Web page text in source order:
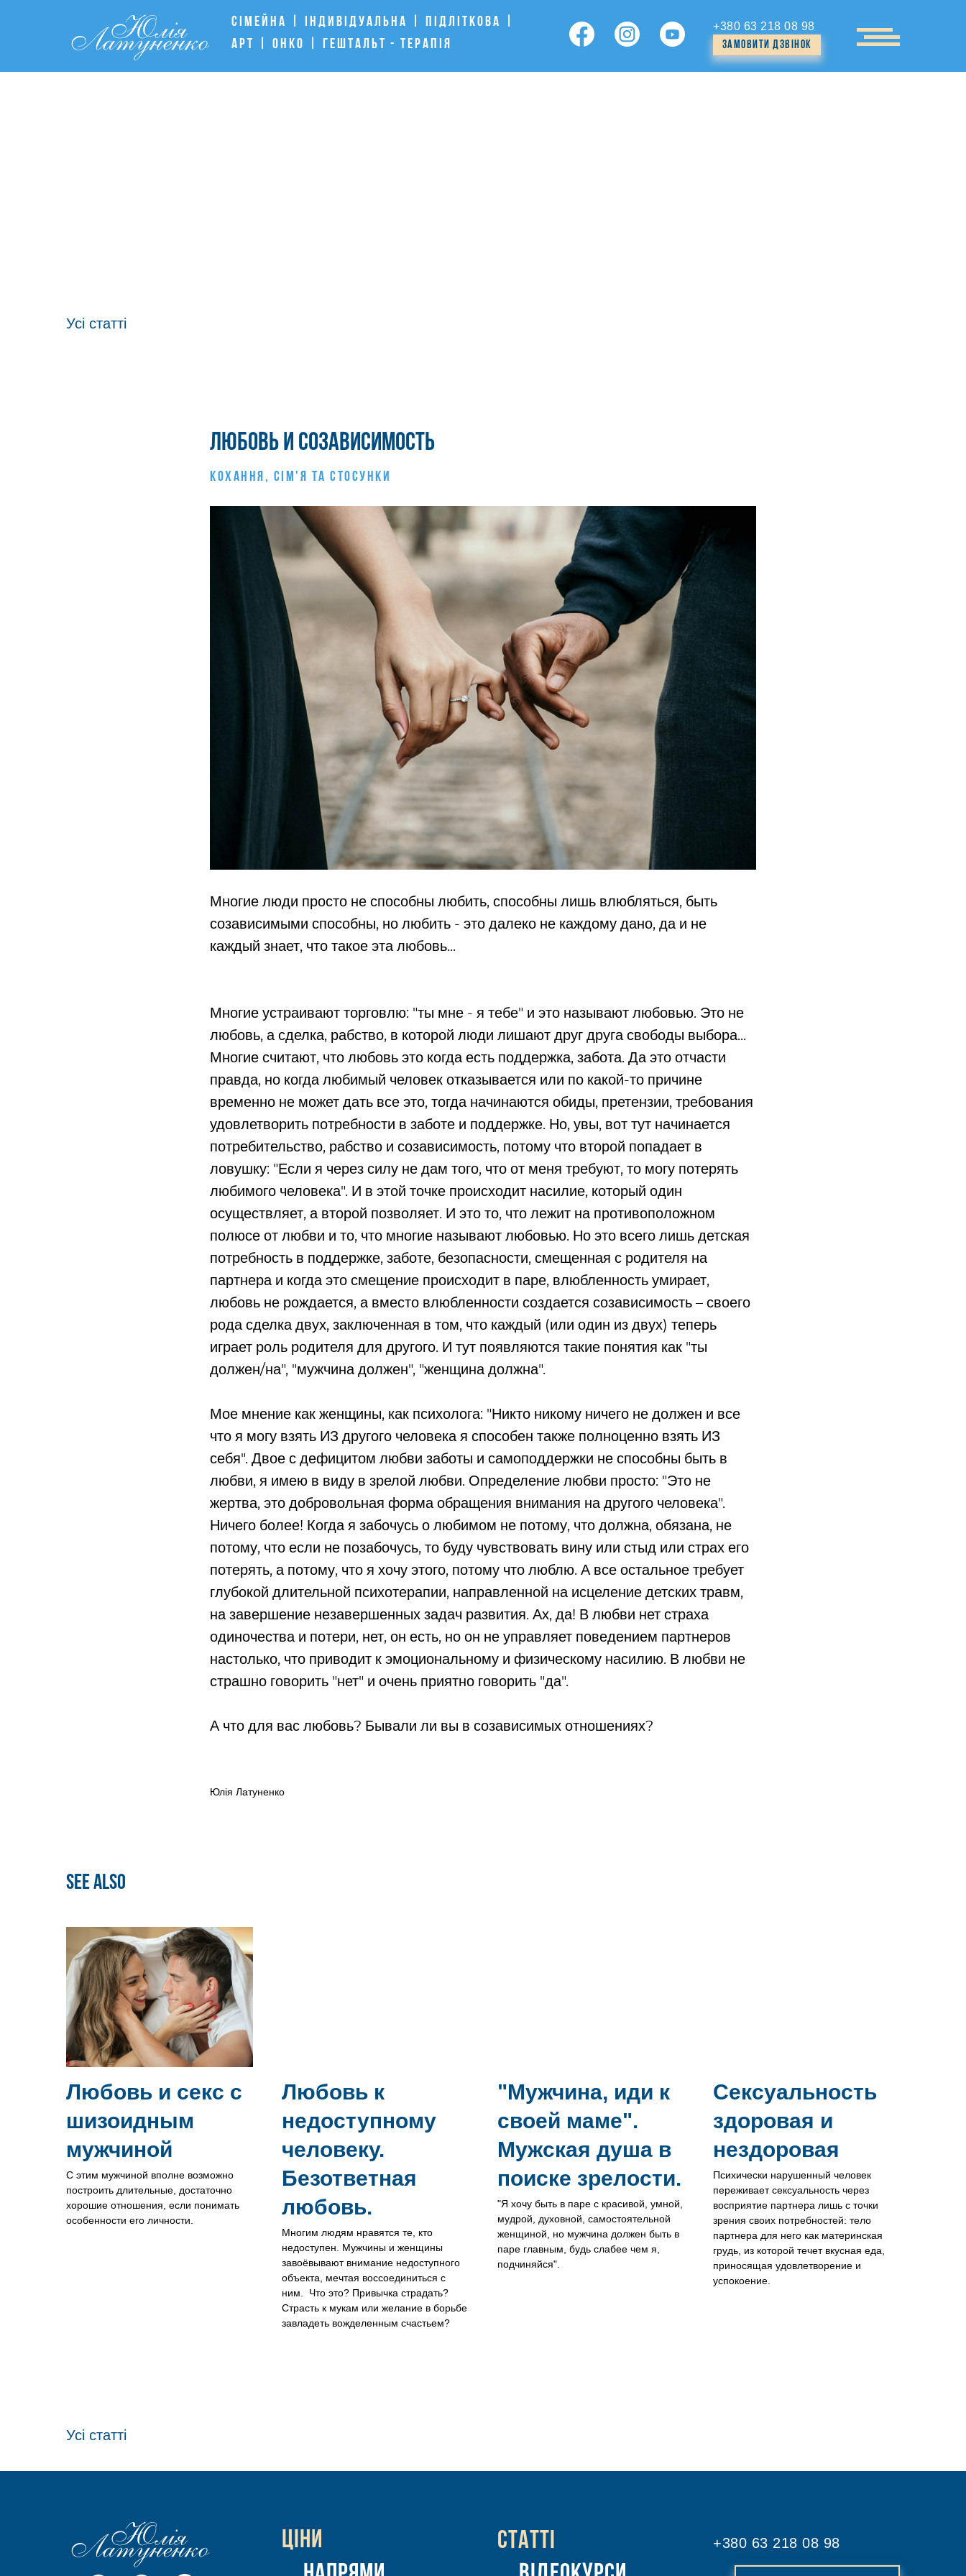
+380 63 218 08 98
Замовити дзвiнок
Арт | Онко | Гештальт
Сiмейна | iндивiдуальна | Пiдлiткова |
- Терапiя
Усі статті
Любовь и созависимость
КОХАННЯ, СIМ'Я ТА СТОСУНКИ
Многие люди просто не способны любить, способны лишь влюбляться, быть
созависимыми способны, но любить - это далеко не каждому дано, да и не
каждый знает, что такое эта любовь...
Многие устраивают торговлю: "ты мне - я тебе" и это называют любовью. Это не
любовь, а сделка, рабство, в которой люди лишают друг друга свободы выбора...
Многие считают, что любовь это когда есть поддержка, забота. Да это отчасти
правда, но когда любимый человек отказывается или по какой-то причине
временно не может дать все это, тогда начинаются обиды, претензии, требования
удовлетворить потребности в заботе и поддержке. Но, увы, вот тут начинается
потребительство, рабство и созависимость, потому что второй попадает в
ловушку: "Если я через силу не дам того, что от меня требуют, то могу потерять
любимого человека". И в этой точке происходит насилие, который один
осуществляет, а второй позволяет. И это то, что лежит на противоположном
полюсе от любви и то, что многие называют любовью. Но это всего лишь детская
потребность в поддержке, заботе, безопасности, смещенная с родителя на
партнера и когда это смещение происходит в паре, влюбленность умирает,
любовь не рождается, а вместо влюбленности создается созависимость – своего
рода сделка двух, заключенная в том, что каждый (или один из двух) теперь
играет роль родителя для другого. И тут появляются такие понятия как "ты
должен/на", "мужчина должен", "женщина должна".
Мое мнение как женщины, как психолога: "Никто никому ничего не должен и все
что я могу взять ИЗ другого человека я способен также полноценно взять ИЗ
себя". Двое с дефицитом любви заботы и самоподдержки не способны быть в
любви, я имею в виду в зрелой любви. Определение любви просто: "Это не
жертва, это добровольная форма обращения внимания на другого человека".
Ничего более! Когда я забочусь о любимом не потому, что должна, обязана, не
потому, что если не позабочусь, то буду чувствовать вину или стыд или страх его
потерять, а потому, что я хочу этого, потому что люблю. А все остальное требует
глубокой длительной психотерапии, направленной на исцеление детских травм,
на завершение незавершенных задач развития. Ах, да! В любви нет страха
одиночества и потери, нет, он есть, но он не управляет поведением партнеров
настолько, что приводит к эмоциональному и физическому насилию. В любви не
страшно говорить "нет" и очень приятно говорить "да".
А что для вас любовь? Бывали ли вы в созависимых отношениях?
Юлія Латуненко
See also
Любовь и секс с
шизоидным
мужчиной
С этим мужчиной вполне возможно
построить длительные, достаточно
хорошие отношения, если понимать
особенности его личности.
Любовь к
недоступному
человеку.
Безответная
любовь.
Многим людям нравятся те, кто
недоступен. Мужчины и женщины
завоёвывают внимание недоступного
объекта, мечтая воссоединиться с
ним. Что это? Привычка страдать?
Страсть к мукам или желание в борьбе
завладеть вожделенным счастьем?
"Мужчина, иди к
своей маме".
Мужская душа в
поиске зрелости.
"Я хочу быть в паре с красивой, умной,
мудрой, духовной, самостоятельной
женщиной, но мужчина должен быть в
паре главным, будь слабее чем я,
подчиняйся".
Сексуальность
здоровая и
нездоровая
Психически нарушенный человек
переживает сексуальность через
восприятие партнера лишь с точки
зрения своих потребностей: тело
партнера для него как материнская
грудь, из которой течет вкусная еда,
приносящая удовлетворение и
успокоение.
Усі статті
Статтi
+380 63 218 08 98
Цiни